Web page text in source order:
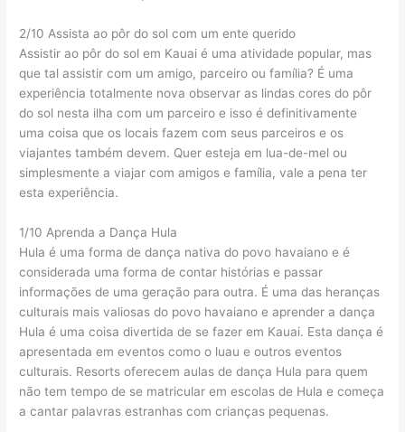
2/10 Assista ao pôr do sol com um ente querido
Assistir ao pôr do sol em Kauai é uma atividade popular, mas
que tal assistir com um amigo, parceiro ou família? É uma
experiência totalmente nova observar as lindas cores do pôr
do sol nesta ilha com um parceiro e isso é definitivamente
uma coisa que os locais fazem com seus parceiros e os
viajantes também devem. Quer esteja em lua-de-mel ou
simplesmente a viajar com amigos e família, vale a pena ter
esta experiência.
1/10 Aprenda a Dança Hula
Hula é uma forma de dança nativa do povo havaiano e é
considerada uma forma de contar histórias e passar
informações de uma geração para outra. É uma das heranças
culturais mais valiosas do povo havaiano e aprender a dança
Hula é uma coisa divertida de se fazer em Kauai. Esta dança é
apresentada em eventos como o luau e outros eventos
culturais. Resorts oferecem aulas de dança Hula para quem
não tem tempo de se matricular em escolas de Hula e começa
a cantar palavras estranhas com crianças pequenas.